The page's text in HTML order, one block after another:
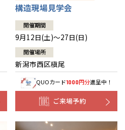
構造現場見学会
開催期間
9月12日(土)～27日(日)
開催場所
新潟市西区槇尾
QUOカード1000円分進呈中！
ご来場予約